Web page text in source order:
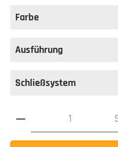
Farbe
Ausführung
Schließsystem
Produkt Anzahl: Gib den